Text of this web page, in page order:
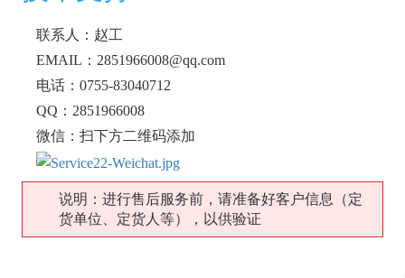
联系人：赵工
EMAIL：2851966008@qq.com
电话：0755-83040712
QQ：2851966008
微信：扫下方二维码添加
说明：进行售后服务前，请准备好客户信息（定
货单位、定货人等），以供验证